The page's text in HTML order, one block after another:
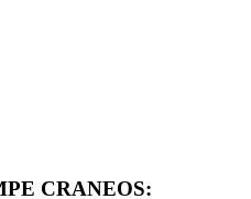
CRANEOS: